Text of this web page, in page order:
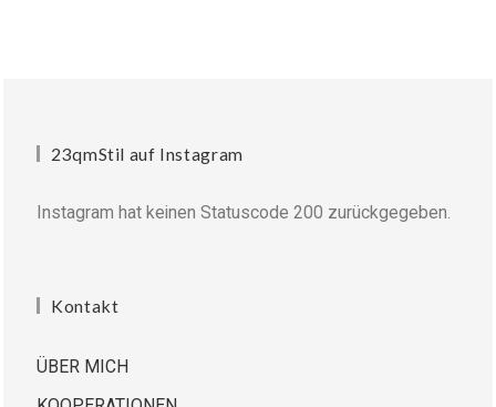
23qmStil auf Instagram
Instagram hat keinen Statuscode 200 zurückgegeben.
Kontakt
ÜBER MICH